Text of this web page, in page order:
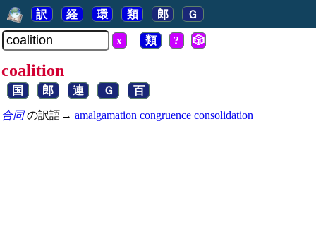
訳 経 環 類 郎 Ｇ
x 類 ? 🎲
coalition
国 郎 連 Ｇ 百
合同の訳語→ amalgamation congruence consolidation